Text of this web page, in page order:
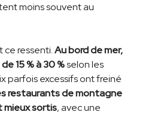
moins souvent au
ce ressenti.Au bord de mer,
15 % à 30 %selon les
parfois excessifs ont freiné
restaurants de montagne
mieux sortis, avec une